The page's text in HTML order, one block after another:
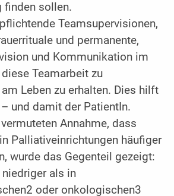
finden sollen.
Teamsupervisionen,
und permanente,
und Kommunikation im
Teamarbeit zu
Leben zu erhalten. Dies hilft
und damit der PatientIn.
Annahme, dass
Palliativeinrichtungen häufiger
wurde das Gegenteil gezeigt:
als in
oder onkologischen3